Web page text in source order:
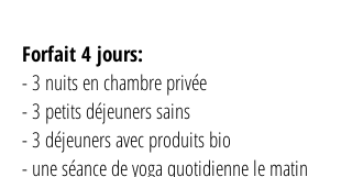
Forfait 4 jours:
- 3 nuits en chambre privée
- 3 petits déjeuners sains
- 3 déjeuners avec produits bio
- une séance de yoga quotidienne le matin